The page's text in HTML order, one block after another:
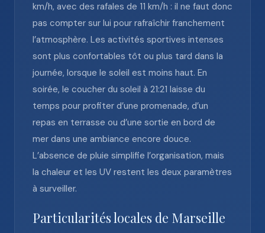
km/h, avec des rafales de 11 km/h : il ne faut donc
pas compter sur lui pour rafraîchir franchement
l’atmosphère. Les activités sportives intenses
sont plus confortables tôt ou plus tard dans la
journée, lorsque le soleil est moins haut. En
soirée, le coucher du soleil à 21:21 laisse du
temps pour profiter d’une promenade, d’un
repas en terrasse ou d’une sortie en bord de
mer dans une ambiance encore douce.
L’absence de pluie simplifie l’organisation, mais
la chaleur et les UV restent les deux paramètres
à surveiller.
Particularités locales de Marseille